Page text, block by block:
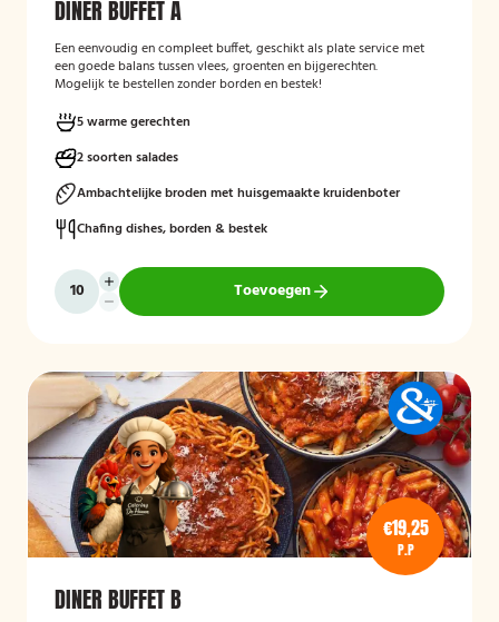
DINER BUFFET A
Een eenvoudig en compleet buffet, geschikt als plate service met
een goede balans tussen vlees, groenten en bijgerechten.
Mogelijk te bestellen zonder borden en bestek!
5 warme gerechten
2 soorten salades
Ambachtelijke broden met huisgemaakte kruidenboter
Chafing dishes, borden & bestek
Toevoegen
€19,25
P.P
DINER BUFFET B